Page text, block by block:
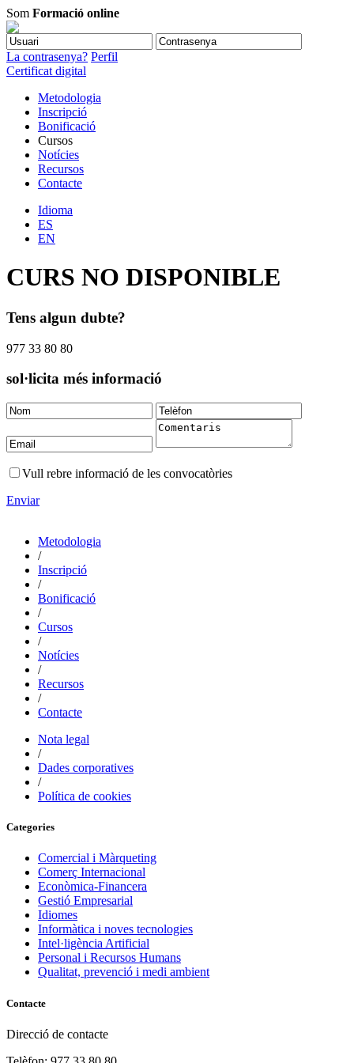
Som Formació online
La contrasenya? Perfil
Certificat digital
Metodologia
Inscripció
Bonificació
Cursos
Notícies
Recursos
Contacte
Idioma
ES
EN
CURS NO DISPONIBLE
Tens algun dubte?
977 33 80 80
sol·licita més informació
Vull rebre informació de les convocatòries
Enviar
Metodologia
/
Inscripció
/
Bonificació
/
Cursos
/
Notícies
/
Recursos
/
Contacte
Nota legal
/
Dades corporatives
/
Política de cookies
Categories
Comercial i Màrqueting
Comerç Internacional
Econòmica-Financera
Gestió Empresarial
Idiomes
Informàtica i noves tecnologies
Intel·ligència Artificial
Personal i Recursos Humans
Qualitat, prevenció i medi ambient
Contacte
Direcció de contacte